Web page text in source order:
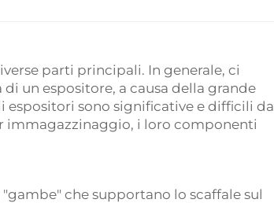
parti principali. In generale, ci
un espositore, a causa della grande
espositori sono significative e difficili da
immagazzinaggio, i loro componenti
che supportano lo scaffale sul